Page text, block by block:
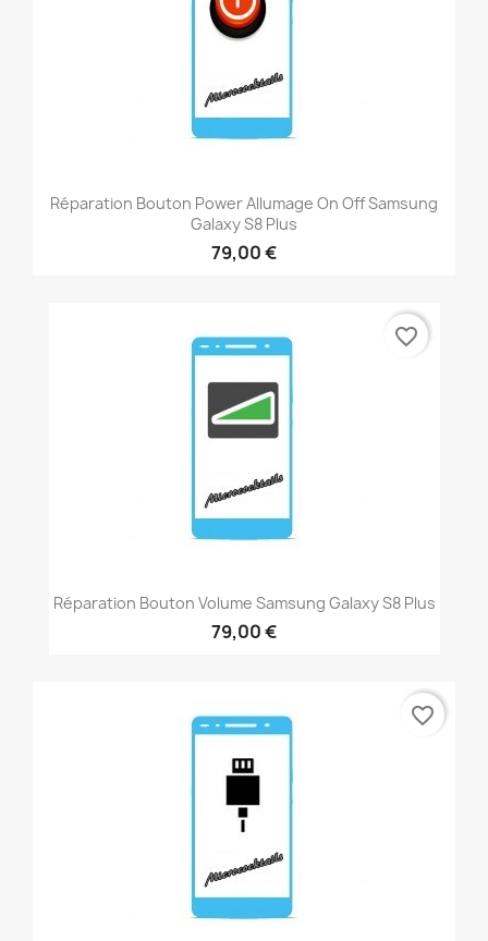
Réparation Bouton Power Allumage On Off Samsung
Galaxy S8 Plus
79,00 €
Réparation Bouton Volume Samsung Galaxy S8 Plus
79,00 €
favorite_border
favorite_border